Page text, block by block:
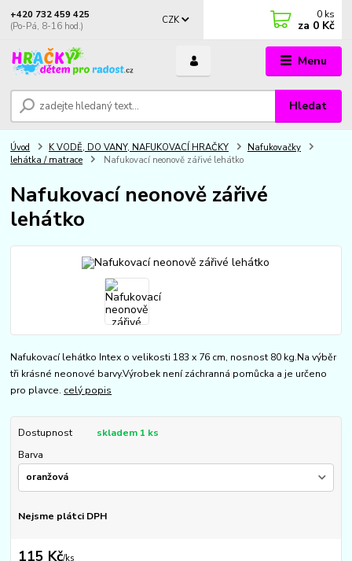
Menu
CZK
Hledat
+420 732 459 425
(Po-Pá, 8-16 hod.)
0 ks
za 0 Kč
Úvod K VODĚ, DO VANY, NAFUKOVACÍ HRAČKY
Nafukovačky
lehátka / matrace
Nafukovací neonově zářivé lehátko
Nafukovací neonově zářivé
lehátko
Nafukovací lehátko Intex o velikosti 183 x 76 cm, nosnost 80 kg.Na výběr
tři krásné neonové barvy.Výrobek není záchranná pomůcka a je určeno
pro plavce. celý popis
Dostupnost
skladem 1 ks
Barva
Nejsme plátci DPH
115 Kč/ks